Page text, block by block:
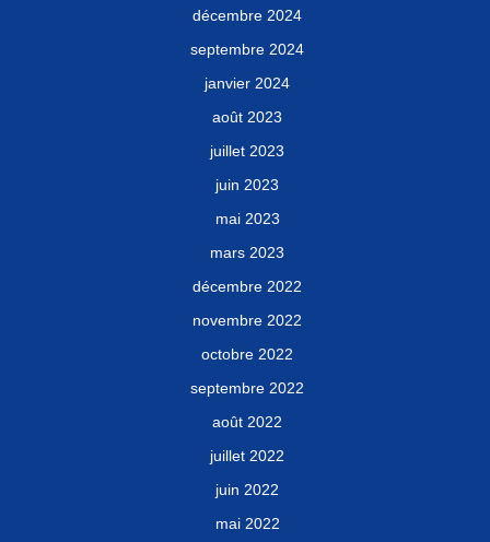
décembre 2024
septembre 2024
janvier 2024
août 2023
juillet 2023
juin 2023
mai 2023
mars 2023
décembre 2022
novembre 2022
octobre 2022
septembre 2022
août 2022
juillet 2022
juin 2022
mai 2022